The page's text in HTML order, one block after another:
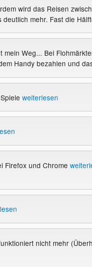
wird das Reisen
mehr. Fast die
mein Weg... Bei
Handy bezahlen und
weiterlesen
Firefox und Chrome
nicht mehr